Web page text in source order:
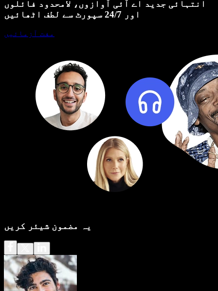
انتہائی جدید اے آئی آوازوں، لامحدود فائلوں
اور 24/7 سپورٹ سے لطف اٹھائیں
مفت آزمائیں
یہ مضمون شیئر کریں